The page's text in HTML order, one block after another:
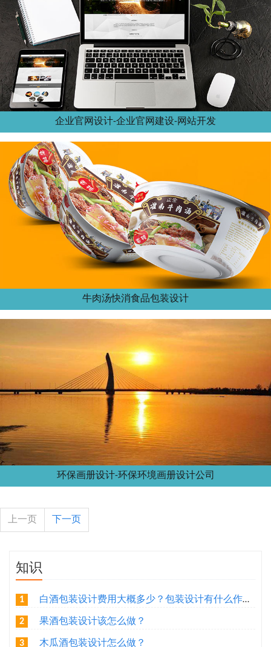
企业官网设计-企业官网建设-网站开发
牛肉汤快消食品包装设计
环保画册设计-环保环境画册设计公司
上一页 下一页
知识
1 白酒包装设计费用大概多少？包装设计有什么作用？
2 果酒包装设计该怎么做？
3 木瓜酒包装设计怎么做？